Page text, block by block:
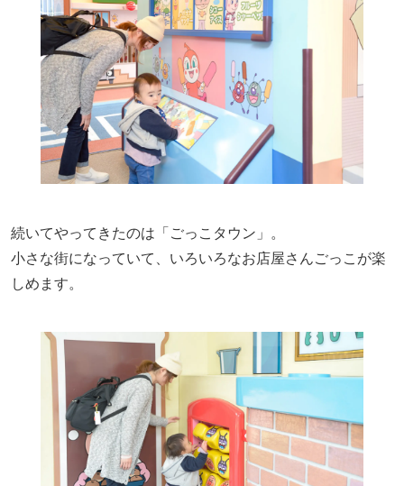
続いてやってきたのは「ごっこタウン」。
小さな街になっていて、いろいろなお店屋さんごっこが楽
しめます。